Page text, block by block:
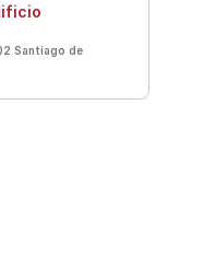
Santiago de